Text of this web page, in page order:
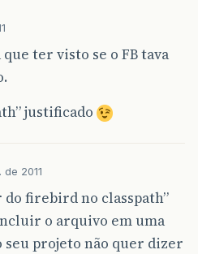
ter visto se o FB tava
justificado
2011
firebird no classpath”
o arquivo em uma
seu projeto não quer dizer